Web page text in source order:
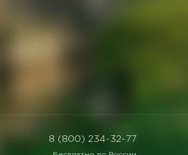
8 (800) 234-32-77